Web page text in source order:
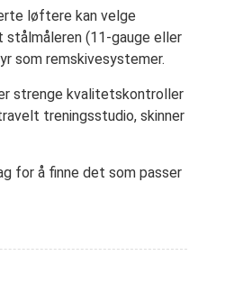
løftere kan velge
(11-gauge eller
som remskivesystemer.
strenge kvalitetskontroller
treningsstudio, skinner
for å finne det som passer